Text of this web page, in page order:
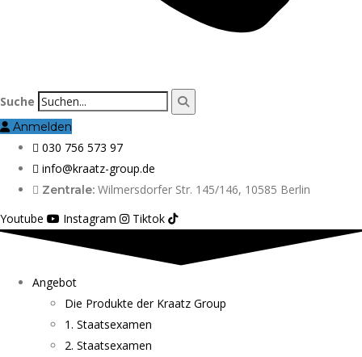
Suche
Anmelden
030 756 573 97
info@kraatz-group.de
Zentrale: Wilmersdorfer Str. 145/146, 10585 Berlin
Youtube
Instagram Tiktok
Angebot
Die Produkte der Kraatz Group
1. Staatsexamen
2. Staatsexamen